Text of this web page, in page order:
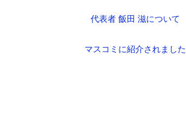
代表者 飯田 滋について
マスコミに紹介されました